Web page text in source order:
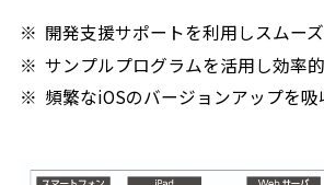
開発支援サポートを利用しスムー
サンプルプログラムを活用し効率
頻繁なiOSのバージョンアップを吸